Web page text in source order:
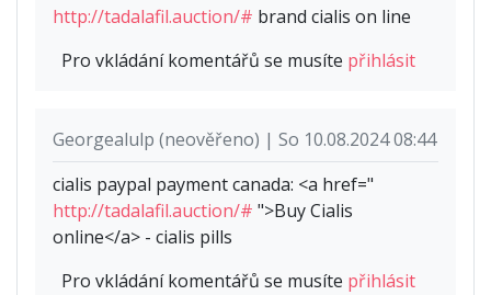
http://tadalafil.auction/# brand cialis on line
Pro vkládání komentářů se musíte přihlásit
Georgealulp (neověřeno) | So 10.08.2024 08:44
cialis paypal payment canada: <a href="
http://tadalafil.auction/# ">Buy Cialis
online</a> - cialis pills
Pro vkládání komentářů se musíte přihlásit